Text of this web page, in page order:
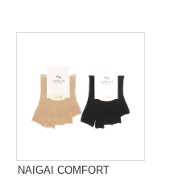
NAIGAI COMFORT